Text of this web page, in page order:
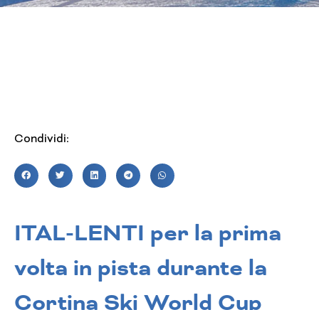
Condividi:
ITAL-LENTI per la prima
volta in pista durante la
Cortina Ski World Cup